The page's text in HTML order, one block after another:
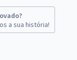
a sua história!